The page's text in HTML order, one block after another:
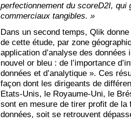
perfectionnement du scoreD2I, qui
commerciaux tangibles. »
Dans un second temps, Qlik
de cette étude, par zone
application d’analyse des
nouvel or bleu : de l’importance
données et d’analytique ». Ces
façon dont les dirigeants de
Etats-Unis, le Royaume-Uni, le
sont en mesure de tirer profit de
données, soit se retrouvent